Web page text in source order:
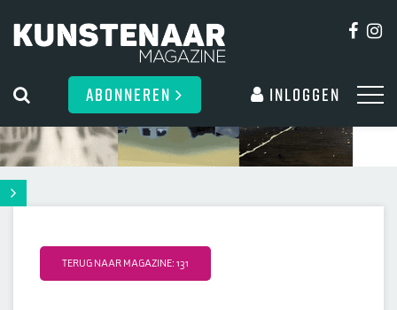
ABONNEREN Inloggen
TERUG NAAR MAGAZINE: 131